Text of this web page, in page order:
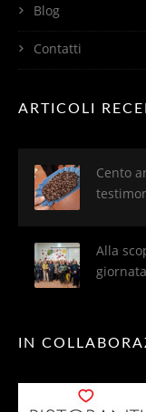
Blog
Contatti
ARTICOLI
Cento
Alla
IN